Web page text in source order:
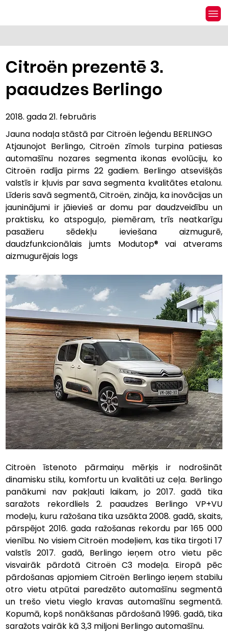
Citroën prezentē 3.
paaudzes Berlingo
2018. gada 21. februāris
Jauna nodaļa stāstā par Citroën leģendu BERLINGO
Atjaunojot Berlingo, Citroën zīmols turpina patiesas
automašīnu nozares segmenta ikonas evolūciju, ko
Citroën radīja pirms 22 gadiem. Berlingo atsevišķās
valstīs ir kļuvis par sava segmenta kvalitātes etalonu.
Līderis savā segmentā, Citroën, zināja, ka inovācijas un
jauninājumi ir jāievieš ar domu par daudzveidību un
praktisku, ko atspoguļo, piemēram, trīs neatkarīgu
pasažieru sēdekļu ieviešana aizmugurē,
daudzfunkcionālais jumts Modutop® vai atverams
aizmugurējais logs
Citroën īstenoto pārmaiņu mērķis ir nodrošināt
dinamisku stilu, komfortu un kvalitāti uz ceļa. Berlingo
panākumi nav pakļauti laikam, jo 2017. gadā tika
saražots rekordliels 2. paaudzes Berlingo VP+VU
modeļu, kuru ražošana tika uzsākta 2008. gadā, skaits,
pārspējot 2016. gada ražošanas rekordu par 165 000
vienību. No visiem Citroën modeļiem, kas tika tirgoti 17
valstīs 2017. gadā, Berlingo ieņem otro vietu pēc
visvairāk pārdotā Citroën C3 modeļa. Eiropā pēc
pārdošanas apjomiem Citroën Berlingo ieņem stabilu
otro vietu atpūtai paredzēto automašīnu segmentā
un trešo vietu vieglo kravas automašīnu segmentā.
Kopumā, kopš nonākšanas pārdošanā 1996. gadā, tika
saražots vairāk kā 3,3 miljoni Berlingo automašīnu.